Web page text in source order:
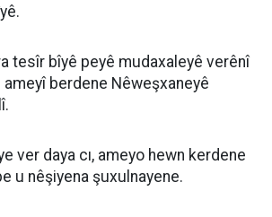
tesîr bîyê peyê mudaxaleyê verênî
ameyî berdene Nêweşxaneyê
ver daya cı, ameyo hewn kerdene
u nêşiyena şuxulnayene.